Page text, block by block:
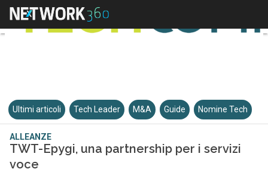
Ultimi articoli Tech Leader M&A Guide Nomine Tech
ALLEANZE
TWT-Epygi, una partnership per i servizi
voce